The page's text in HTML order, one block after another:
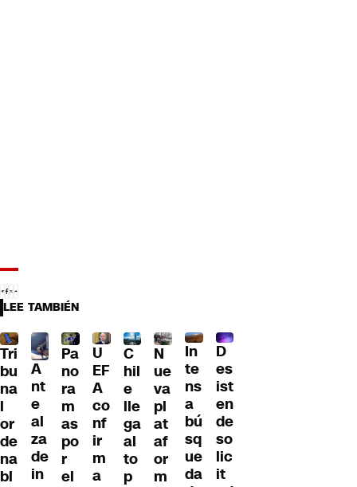
LEE TAMBIÉN
Tri
bu
na
l
or
de
na
bl
A
nt
e
al
za
de
in
Pa
no
ra
m
as
po
r
el
U
EF
A
co
nf
ir
m
a
C
hil
e
lle
ga
al
to
p
N
ue
va
pl
at
af
or
m
In
te
ns
a
bú
sq
ue
da
D
es
ist
en
de
so
lic
it